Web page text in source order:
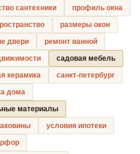
сантехники
профиль окна
размеры окон
двери
ремонт ванной
садовая мебель
керамика
санкт-петербург
дома
материалы
условия ипотеки